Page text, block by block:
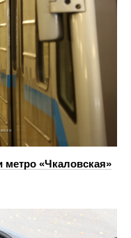
«Чкаловская»